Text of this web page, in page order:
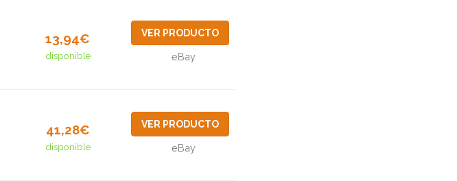
13,94€
disponible
VER PRODUCTO
eBay
41,28€
disponible
VER PRODUCTO
eBay